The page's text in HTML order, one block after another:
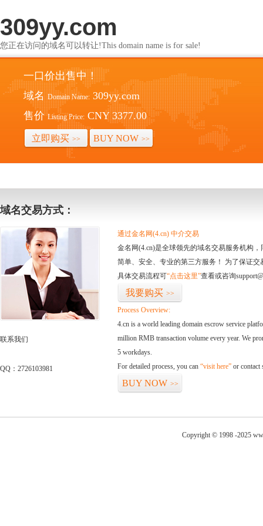
309yy.com
您正在访问的域名可以转让!This domain name is for sale!
一口价出售中！
域名 Domain Name: 309yy.com
售价 Listing Price: CNY 3377.00
立即购买 >> BUY NOW >>
域名交易方式：
联系我们
QQ：2726103981
通过金名网(4.cn) 中介交易
金名网(4.cn)是全球领先的域名交易服务机构
简单、安全、专业的第三方服务！ 为了保证
具体交易流程可“点击这里”查看或咨询
我要购买 >>
Process Overview:
4.cn is a world leading domain escrow service
million RMB transaction volume every year. We
5 workdays.
For detailed process, you can “visit here” or contact
BUY NOW >>
Copyright © 1998 -2025